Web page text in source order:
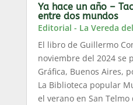
Ya hace un año –
entre dos mundos
Editorial - La Vereda
El libro de Guillermo
noviembre del 2024 se
Gráfica, Buenos Aires,
La Biblioteca popular
el verano en San Telmo